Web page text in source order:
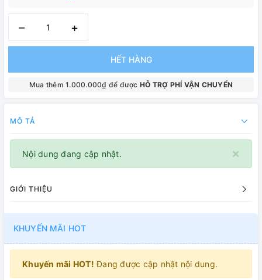
– +
HẾT HÀNG
Mua thêm 1.000.000₫ để được HỖ TRỢ PHÍ VẬN CHUYỂN
MÔ TẢ
×
Nội dung đang cập nhật.
GIỚI THIỆU
KHUYẾN MÃI HOT
Khuyến mãi HOT! Đang được cập nhật nội dung.